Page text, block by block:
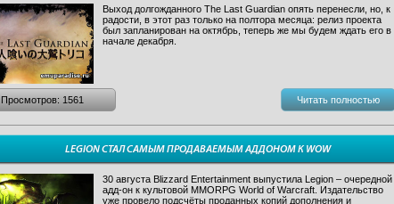
Выход долгожданного The Last Guardian опять перенесли, но, к
радости, в этот раз только на полтора месяца: релиз проекта
был запланирован на октябрь, теперь же мы будем ждать его в
начале декабря.
Просмотров: 1561 Читать полностью
LEGION СТАЛ САМЫМ ПРОДАВАЕМЫМ АДДОНОМ К WOW
30 августа Blizzard Entertainment выпустила Legion – очередной
адд-он к культовой MMORPG World of Warcraft. Издательство
уже провело подсчёты проданных копий дополнения и